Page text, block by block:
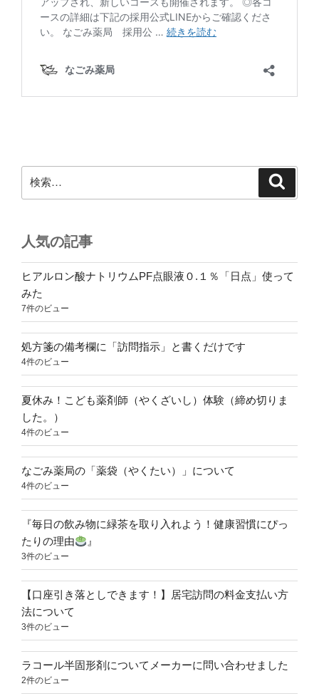
索:
人気の記事
ヒアルロン酸ナトリウムPF点眼液０.１％「日点」使って
みた
7件のビュー
処方箋の備考欄に「訪問指示」と書くだけです
4件のビュー
夏休み！こども薬剤師（やくざいし）体験（締め切りま
した。）
4件のビュー
なごみ薬局の「薬袋（やくたい）」について
4件のビュー
『毎日の飲み物に緑茶を取り入れよう！健康習慣にぴっ
たりの理由
』
3件のビュー
【口座引き落としできます！】居宅訪問の料金支払い方
法について
3件のビュー
ラコール半固形剤についてメーカーに問い合わせました
2件のビュー